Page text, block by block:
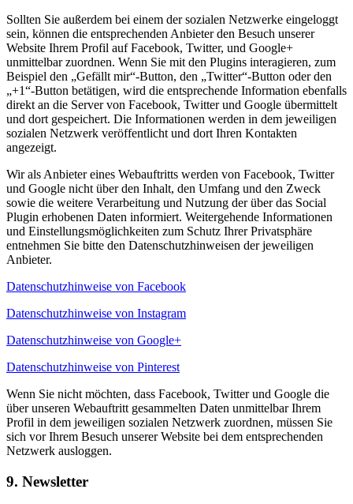
Sollten Sie außerdem bei einem der sozialen Netzwerke eingeloggt
sein, können die entsprechenden Anbieter den Besuch unserer
Website Ihrem Profil auf Facebook, Twitter, und Google+
unmittelbar zuordnen. Wenn Sie mit den Plugins interagieren, zum
Beispiel den „Gefällt mir“-Button, den „Twitter“-Button oder den
„+1“-Button betätigen, wird die entsprechende Information ebenfalls
direkt an die Server von Facebook, Twitter und Google übermittelt
und dort gespeichert. Die Informationen werden in dem jeweiligen
sozialen Netzwerk veröffentlicht und dort Ihren Kontakten
angezeigt.
Wir als Anbieter eines Webauftritts werden von Facebook, Twitter
und Google nicht über den Inhalt, den Umfang und den Zweck
sowie die weitere Verarbeitung und Nutzung der über das Social
Plugin erhobenen Daten informiert. Weitergehende Informationen
und Einstellungsmöglichkeiten zum Schutz Ihrer Privatsphäre
entnehmen Sie bitte den Datenschutzhinweisen der jeweiligen
Anbieter.
Datenschutzhinweise von Facebook
Datenschutzhinweise von Instagram
Datenschutzhinweise von Google+
Datenschutzhinweise von Pinterest
Wenn Sie nicht möchten, dass Facebook, Twitter und Google die
über unseren Webauftritt gesammelten Daten unmittelbar Ihrem
Profil in dem jeweiligen sozialen Netzwerk zuordnen, müssen Sie
sich vor Ihrem Besuch unserer Website bei dem entsprechenden
Netzwerk ausloggen.
9. Newsletter